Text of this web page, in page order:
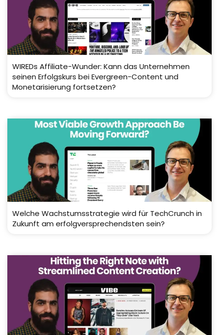
WIREDs Affiliate-Wunder: Kann das Unternehmen
seinen Erfolgskurs bei Evergreen-Content und
Monetarisierung fortsetzen?
Welche Wachstumsstrategie wird für TechCrunch in
Zukunft am erfolgversprechendsten sein?